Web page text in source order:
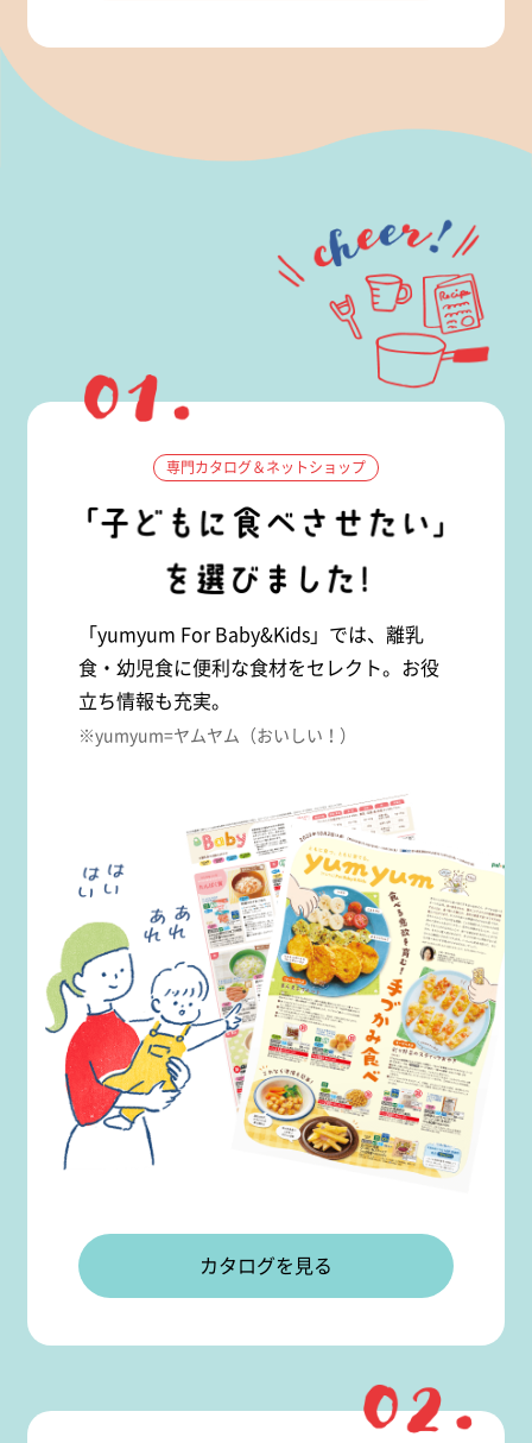
専門カタログ＆ネットショップ
「yumyum For Baby&Kids」では、離乳
食・幼児食に便利な食材をセレクト。お役
立ち情報も充実。
※yumyum=ヤムヤム（おいしい！）
カタログを見る